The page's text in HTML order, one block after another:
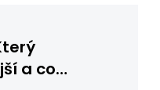
a co